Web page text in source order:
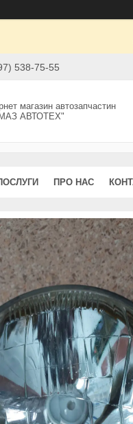
538-75-55
магазин автозапчастин
АВТОТЕХ"
ПРО НАС